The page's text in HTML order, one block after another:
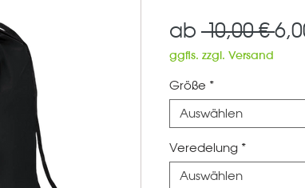
ab 10,00 €
ggfls. zzgl. Versand
Größe *
Auswählen
Veredelung *
Auswählen